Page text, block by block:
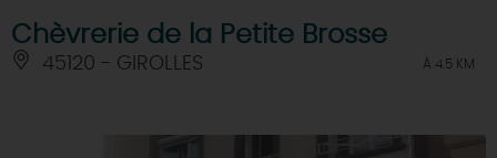
Chèvrerie de la Petite Brosse
45120 - GIROLLES À 4.5 KM